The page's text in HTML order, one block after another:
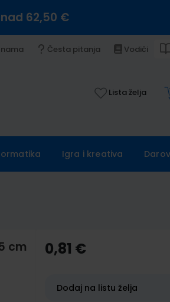
62,50 €
Česta pitanja Vodiči
Lista želja
Igra i kreativa
cm 0,81 €
Dodaj na listu želja